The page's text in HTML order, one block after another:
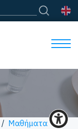
/ Μαθήματα